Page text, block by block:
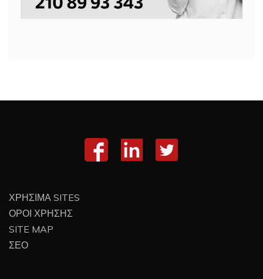
ΧΡΗΣΙΜΑ SITES
ΟΡΟΙ ΧΡΗΣΗΣ
SITE MAP
ΣΕΟ